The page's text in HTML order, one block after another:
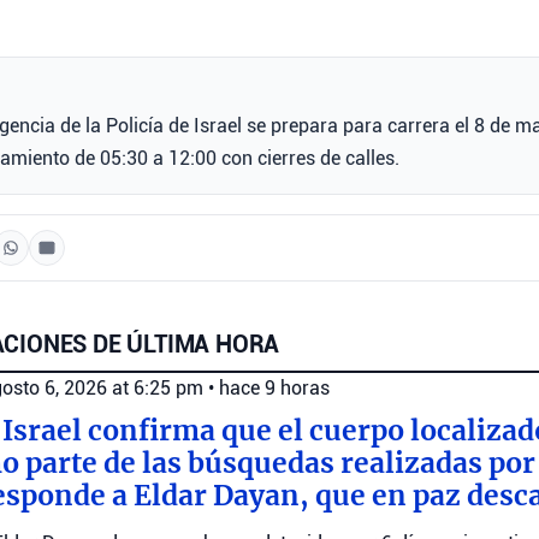
de la Policía de Israel se prepara para carrera el 8 de
de 05:30 a 12:00 con cierres de calles.
DE ÚLTIMA HORA
6, 2026 at 6:25 pm • hace 9 horas
confirma que el cuerpo
parte de las búsquedas realizadas
a Eldar Dayan, que en paz